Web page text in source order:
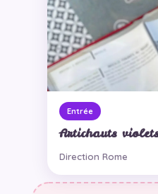
Entrée
Artichauts
Direction Rome